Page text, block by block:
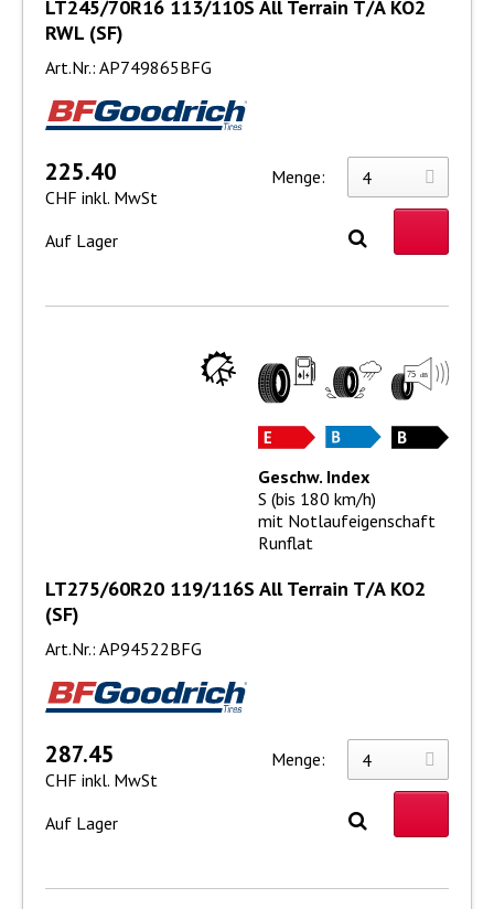
LT245/70R16 113/110S All Terrain T/A KO2
RWL (SF)
Art.Nr.: AP749865BFG
225.40
CHF inkl. MwSt
Menge:
Auf Lager
LT275/60R20 119/116S All Terrain T/A KO2
(SF)
Art.Nr.: AP94522BFG
Geschw. Index
S (bis 180 km/h)
mit Notlaufeigenschaft
Runflat
287.45
CHF inkl. MwSt
Menge:
Auf Lager